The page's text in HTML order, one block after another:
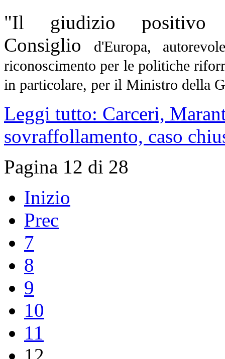
"Il giudizio positivo
Consiglio
d'Europa,
riconoscimento per le politiche
in particolare, per il Ministro della
Leggi tutto: Carceri,
sovraffollamento, caso
Pagina 12 di 28
Inizio
Prec
7
8
9
10
11